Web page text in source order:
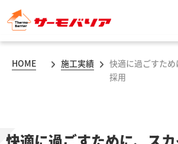
HOME 施工実績
快適に過ごすた
採用